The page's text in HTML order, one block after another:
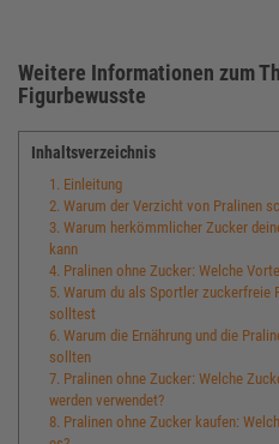
Weitere Informationen zum
Figurbewusste
Inhaltsverzeichnis
1. Einleitung
2. Warum der Verzicht von Pralinen
3. Warum herkömmlicher Zucker
kann
4. Pralinen ohne Zucker: Welche
5. Warum du als Sportler zuckerfreie
solltest
6. Warum die Ernährung und die
sollten
7. Pralinen ohne Zucker: Welche
werden verwendet?
8. Pralinen ohne Zucker kaufen: